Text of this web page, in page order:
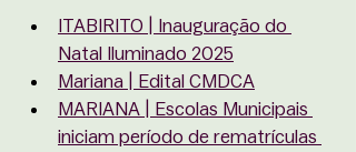
ITABIRITO | Inauguração do
Natal Iluminado 2025
Mariana | Edital CMDCA
MARIANA | Escolas Municipais
iniciam período de rematrículas